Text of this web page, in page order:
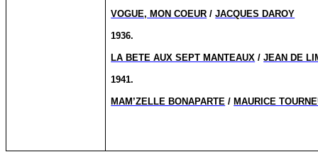
VOGUE, MON COEUR /JACQUES DAROY
1936.
LA BETE AUX SEPT MANTEAUX /JEAN DE
1941.
MAM’ZELLE BONAPARTE / MAURICE